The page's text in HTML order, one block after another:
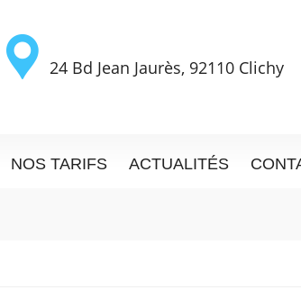
24 Bd Jean Jaurès, 92110 Clichy
NOS TARIFS ACTUALITÉS